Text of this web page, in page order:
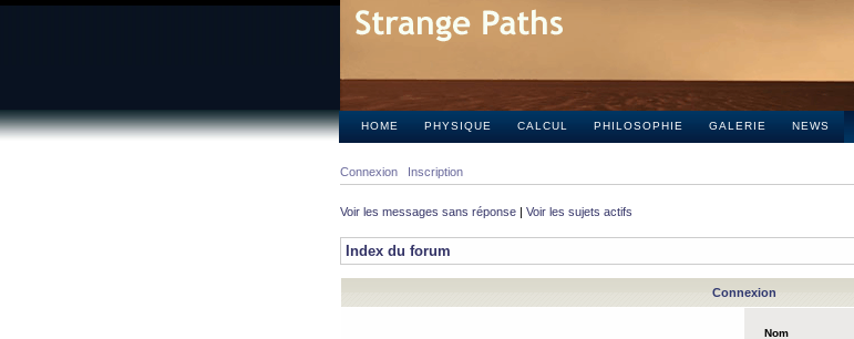
HOME PHYSIQUE CALCUL PHILOSOPHIE GALERIE NEWS
Connexion Inscription
Voir les messages sans réponse | Voir les sujets actifs
Index du forum
Connexion
Nom